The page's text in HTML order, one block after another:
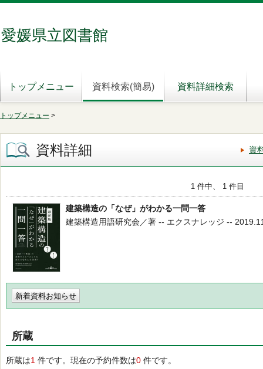
愛媛県立図書館
トップメニュー 資料検索(簡易) 資料詳細検索
トップメニュー >
資料詳細 資
1 件中、 1 件目
建築構造の「なぜ」がわかる一問一答
建築構造用語研究会／著 -- エクスナレッジ --
新着資料お知らせ
所蔵
所蔵は1 件です。現在の予約件数は0 件です。